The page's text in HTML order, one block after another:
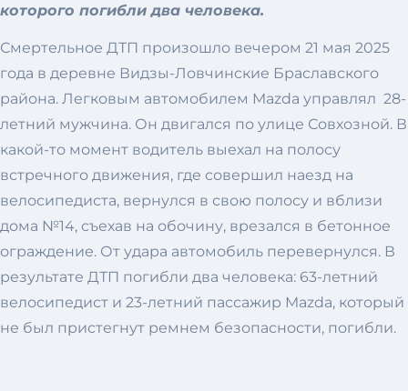
которого погибли два человека.
Смертельное ДТП произошло вечером 21 мая 2025
года в деревне Видзы-Ловчинские Браславского
района. Легковым автомобилем Mazda управлял 28-
летний мужчина. Он двигался по улице Совхозной. В
какой-то момент водитель выехал на полосу
встречного движения, где совершил наезд на
велосипедиста, вернулся в свою полосу и вблизи
дома №14, съехав на обочину, врезался в бетонное
ограждение. От удара автомобиль перевернулся. В
результате ДТП погибли два человека: 63-летний
велосипедист и 23-летний пассажир Mazda, который
не был пристегнут ремнем безопасности, погибли.